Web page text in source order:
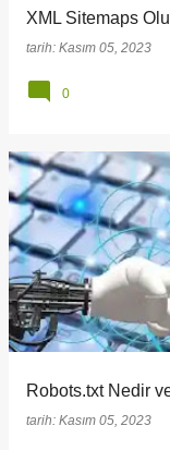
XML Sitemaps
tarih: Kasım 05, 2023
0
Robots.txt Nedir
tarih: Kasım 05, 2023